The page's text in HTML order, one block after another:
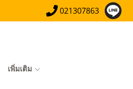
021307863
เพิ่มเติม